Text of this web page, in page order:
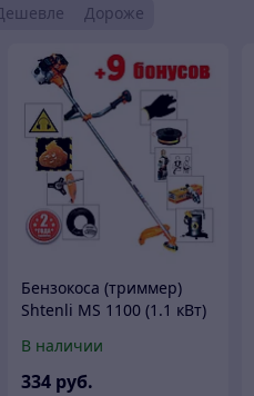
Дороже
Бензокоса (триммер)
Shtenli MS 1100 (1.1 кВт)
В наличии
334 руб.